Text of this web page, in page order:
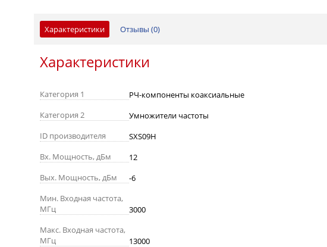
Характеристики Отзывы (0)
Характеристики
Категория 1
РЧ-компоненты коаксиальные
Категория 2
Умножители частоты
ID производителя
SXS09H
Вх. Мощность, дБм
12
Вых. Мощность, дБм
-6
Мин. Входная частота,
МГц
3000
Макс. Входная частота,
МГц
13000